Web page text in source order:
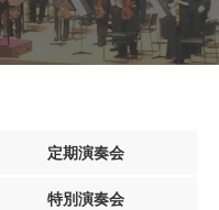
定期演奏会
特別演奏会